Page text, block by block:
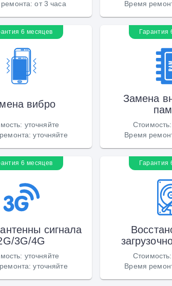
:от 3 часа
Время
6 месяцев
вибро
: уточняйте
:уточняйте
Гарантия
Замена
Стоимость:
Время
6 месяцев
сигнала
3G/4G
: уточняйте
:уточняйте
Гарантия
Стоимость:
Время